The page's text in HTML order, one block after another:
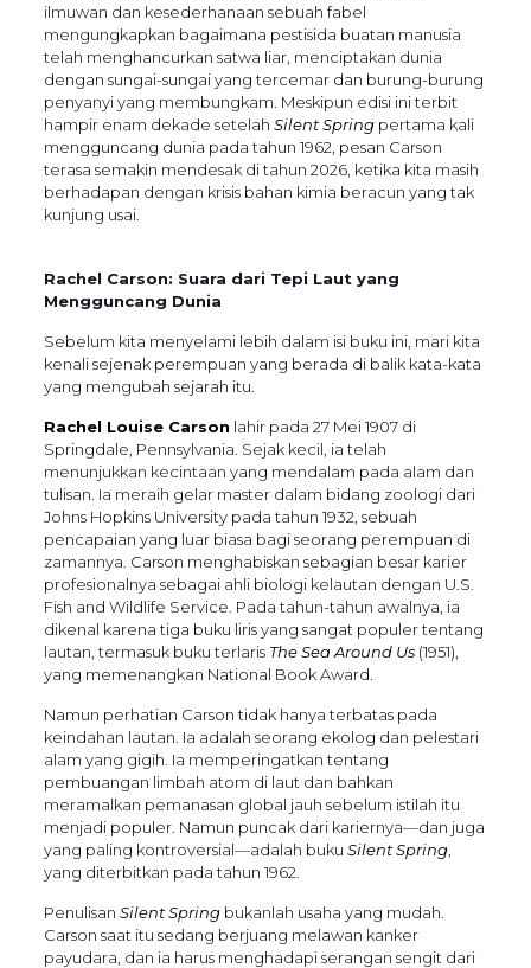
ilmuwan dan kesederhanaan sebuah fabel
mengungkapkan bagaimana pestisida buatan manusia
telah menghancurkan satwa liar, menciptakan dunia
dengan sungai-sungai yang tercemar dan burung-burung
penyanyi yang membungkam. Meskipun edisi ini terbit
hampir enam dekade setelah Silent Springpertama kali
mengguncang dunia pada tahun 1962, pesan Carson
terasa semakin mendesak di tahun 2026, ketika kita masih
berhadapan dengan krisis bahan kimia beracun yang tak
kunjung usai.
Rachel Carson: Suara dari Tepi Laut yang
Mengguncang Dunia
Sebelum kita menyelami lebih dalam isi buku ini, mari kita
kenali sejenak perempuan yang berada di balik kata-kata
yang mengubah sejarah itu.
Rachel Louise Carson lahir pada 27 Mei 1907 di
Springdale, Pennsylvania. Sejak kecil, ia telah
menunjukkan kecintaan yang mendalam pada alam dan
tulisan. Ia meraih gelar master dalam bidang zoologi dari
Johns Hopkins University pada tahun 1932, sebuah
pencapaian yang luar biasa bagi seorang perempuan di
zamannya. Carson menghabiskan sebagian besar karier
profesionalnya sebagai ahli biologi kelautan dengan U.S.
Fish and Wildlife Service. Pada tahun-tahun awalnya, ia
dikenal karena tiga buku liris yang sangat populer tentang
lautan, termasuk buku terlaris The Sea Around Us(1951),
yang memenangkan National Book Award.
Namun perhatian Carson tidak hanya terbatas pada
keindahan lautan. Ia adalah seorang ekolog dan pelestari
alam yang gigih. Ia memperingatkan tentang
pembuangan limbah atom di laut dan bahkan
meramalkan pemanasan global jauh sebelum istilah itu
menjadi populer. Namun puncak dari kariernya—dan juga
yang paling kontroversial—adalah buku Silent Spring,
yang diterbitkan pada tahun 1962.
Penulisan Silent Springbukanlah usaha yang mudah.
Carson saat itu sedang berjuang melawan kanker
payudara, dan ia harus menghadapi serangan sengit dari